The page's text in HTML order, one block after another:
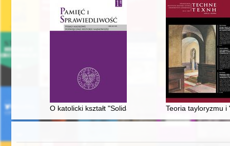
O katolicki kształt "Solidarności". Cz. 1Teoria tayloryzmu i